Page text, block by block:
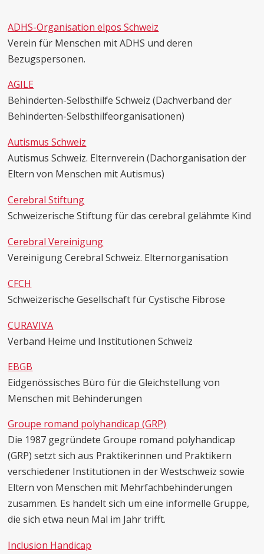
ADHS-Organisation elpos Schweiz
Verein für Menschen mit ADHS und deren
Bezugspersonen.
AGILE
Behinderten-Selbsthilfe Schweiz (Dachverband der
Behinderten-Selbsthilfeorganisationen)
Autismus Schweiz
Autismus Schweiz. Elternverein (Dachorganisation der
Eltern von Menschen mit Autismus)
Cerebral Stiftung
Schweizerische Stiftung für das cerebral gelähmte Kind
Cerebral Vereinigung
Vereinigung Cerebral Schweiz. Elternorganisation
CFCH
Schweizerische Gesellschaft für Cystische Fibrose
CURAVIVA
Verband Heime und Institutionen Schweiz
EBGB
Eidgenössisches Büro für die Gleichstellung von
Menschen mit Behinderungen
Groupe romand polyhandicap (GRP)
Die 1987 gegründete Groupe romand polyhandicap
(GRP) setzt sich aus Praktikerinnen und Praktikern
verschiedener Institutionen in der Westschweiz sowie
Eltern von Menschen mit Mehrfachbehinderungen
zusammen. Es handelt sich um eine informelle Gruppe,
die sich etwa neun Mal im Jahr trifft.
Inclusion Handicap